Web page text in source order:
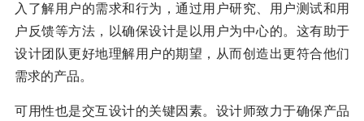
入了解用户的需求和行为，通过用户研究、用户测试和用
户反馈等方法，以确保设计是以用户为中心的。这有助于
设计团队更好地理解用户的期望，从而创造出更符合他们
需求的产品。
可用性也是交互设计的关键因素。设计师致力于确保产品